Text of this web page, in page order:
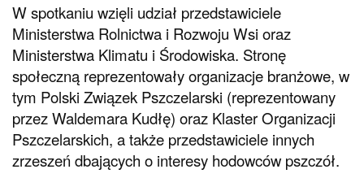
W spotkaniu wzięli udział przedstawiciele
Ministerstwa Rolnictwa i Rozwoju Wsi oraz
Ministerstwa Klimatu i Środowiska. Stronę
społeczną reprezentowały organizacje branżowe, w
tym Polski Związek Pszczelarski (reprezentowany
przez Waldemara Kudłę) oraz Klaster Organizacji
Pszczelarskich, a także przedstawiciele innych
zrzeszeń dbających o interesy hodowców pszczół.